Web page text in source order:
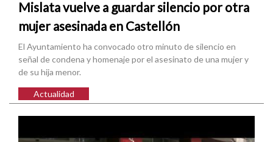
Mislata vuelve a guardar silencio por otra
mujer asesinada en Castellón
El Ayuntamiento ha convocado otro minuto de silencio en
señal de condena y homenaje por el asesinato de una mujer y
de su hija menor.
Actualidad